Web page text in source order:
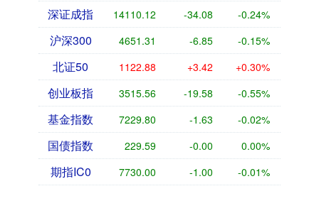
深证成指 14110.12 -34.08 -0.24%
沪深300 4651.31 -6.85 -0.15%
北证50 1122.88 +3.42 +0.30%
创业板指 3515.56 -19.58 -0.55%
基金指数 7229.80 -1.63 -0.02%
国债指数 229.59 -0.00 0.00%
期指IC0 7730.00 -1.00 -0.01%